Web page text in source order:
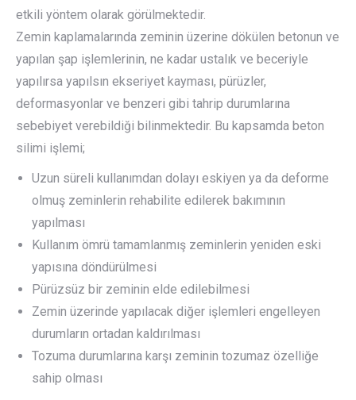
etkili yöntem olarak görülmektedir.
Zemin kaplamalarında zeminin üzerine dökülen betonun ve
yapılan şap işlemlerinin, ne kadar ustalık ve beceriyle
yapılırsa yapılsın ekseriyet kayması, pürüzler,
deformasyonlar ve benzeri gibi tahrip durumlarına
sebebiyet verebildiği bilinmektedir. Bu kapsamda beton
silimi işlemi;
Uzun süreli kullanımdan dolayı eskiyen ya da deforme
olmuş zeminlerin rehabilite edilerek bakımının
yapılması
Kullanım ömrü tamamlanmış zeminlerin yeniden eski
yapısına döndürülmesi
Pürüzsüz bir zeminin elde edilebilmesi
Zemin üzerinde yapılacak diğer işlemleri engelleyen
durumların ortadan kaldırılması
Tozuma durumlarına karşı zeminin tozumaz özelliğe
sahip olması